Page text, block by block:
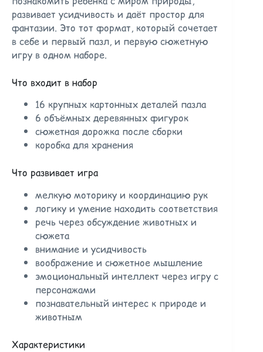
развивает усидчивость и даёт простор для
фантазии. Это тот формат, который сочетает
в себе и первый пазл, и первую сюжетную
игру в одном наборе.
Что входит в набор
16 крупных картонных деталей пазла
6 объёмных деревянных фигурок
сюжетная дорожка после сборки
коробка для хранения
Что развивает игра
мелкую моторику и координацию рук
логику и умение находить соответствия
речь через обсуждение животных и
сюжета
внимание и усидчивость
воображение и сюжетное мышление
эмоциональный интеллект через игру с
персонажами
познавательный интерес к природе и
животным
Характеристики